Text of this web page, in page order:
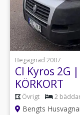
Begagnad 2007
CI Kyros 2G
KÖRKORT
Övrigt 2
Bengts